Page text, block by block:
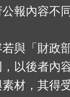
報內容不
與「財政
以後者內
材，其得